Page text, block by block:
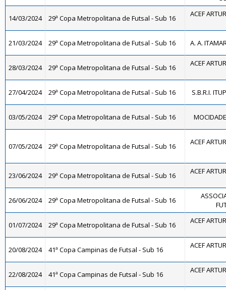
14/03/2024 29ª Copa Metropolitana de Futsal - Sub 16 ACEF
21/03/2024 29ª Copa Metropolitana de Futsal - Sub 16 A. A.
28/03/2024 29ª Copa Metropolitana de Futsal - Sub 16 ACEF
27/04/2024 29ª Copa Metropolitana de Futsal - Sub 16 S.B.R.I.
03/05/2024 29ª Copa Metropolitana de Futsal - Sub 16
07/05/2024 29ª Copa Metropolitana de Futsal - Sub 16 ACEF
23/06/2024 29ª Copa Metropolitana de Futsal - Sub 16 ACEF
26/06/2024 29ª Copa Metropolitana de Futsal - Sub 16
01/07/2024 29ª Copa Metropolitana de Futsal - Sub 16 ACEF
20/08/2024 41ª Copa Campinas de Futsal - Sub 16 ACEF
22/08/2024 41ª Copa Campinas de Futsal - Sub 16 ACEF